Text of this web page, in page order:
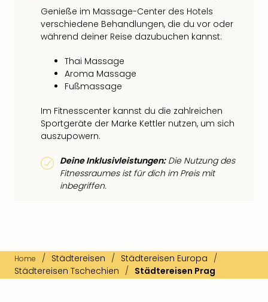
Genieße im Massage-Center des Hotels
verschiedene Behandlungen, die du vor oder
während deiner Reise dazubuchen kannst:
Thai Massage
Aroma Massage
Fußmassage
Im Fitnesscenter kannst du die zahlreichen
Sportgeräte der Marke Kettler nutzen, um sich
auszupowern.
Deine Inklusivleistungen:Die Nutzung des
Fitnessraumes ist für dich im Preis mit
inbegriffen.
Home / Städtereisen / Städtereisen Europa /
Städtereisen Tschechien / Städtereisen Prag